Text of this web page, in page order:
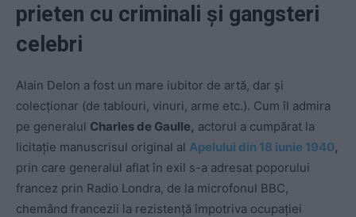
prieten cu criminali și gangsteri
celebri
Alain Delon a fost un mare iubitor de artă, dar şi
colecţionar (de tablouri, vinuri, arme etc.). Cum îl admira
pe generalul Charles de Gaulle, actorul a cumpărat la
licitaţie manuscrisul original al Apelului din 18 iunie 1940,
prin care generalul aflat în exil s-a adresat poporului
francez prin Radio Londra, de la microfonul BBC,
chemând francezii la rezistență împotriva ocupației